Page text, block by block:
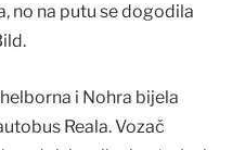
no na putu se dogodila
i Nohra bijela
Reala. Vozač